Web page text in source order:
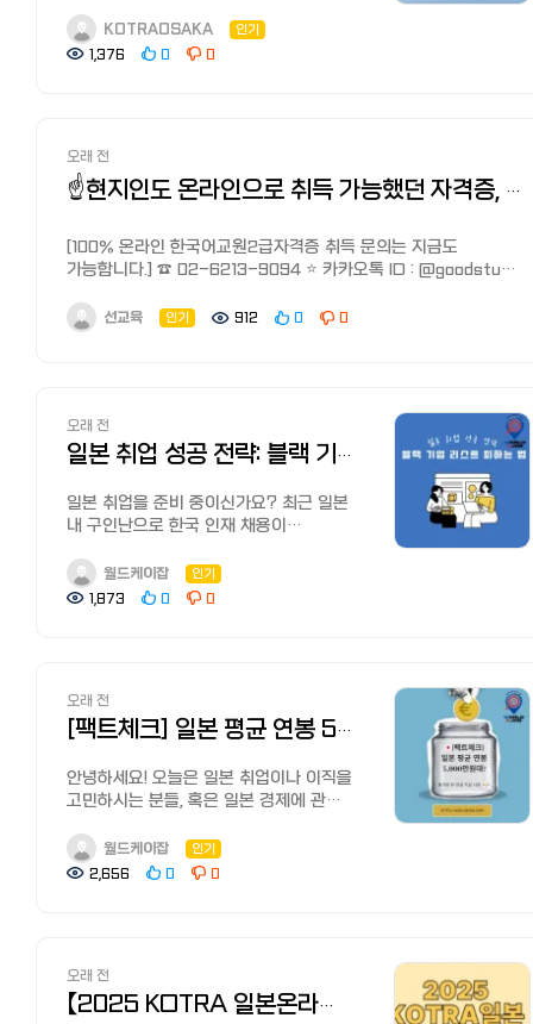
전직 구인/취업 사이트는 일본어로 '전직
서비스（転職サービス）'라고 하며 '전직
사이트（転職サイト）'와 '전직 에이전트
일본에는 약 19,000여개의 전직 사이트
(후생 노동성 '직업 소개 사업 보고서')가
있으며 연간 약 60만명이 이용할 정도로
활성화되어 있습니다.
전직 사이트란? 전직 사이트
（転職サイト）는 구인정보를 모아놓은
사이트로 구직자가 스스로 안건을 찾고
지원, 면접까지 진행하는 사이트입니다.
（転職エージェント）는 정보 등록을
해놓으면 커리어 컨설턴트, 어드바이저가
알아서 구인 안건을 보내주는
리크루트 에이전트, JAC 리크루트먼트
등이 있습니다.
전직 사이트와 전직 에이전트의 차이
전직 사이트와 전직 에이전트의 차이점을
않는 ‘비공개 구인’을 보유하고 있습니다.
구인 정보가 많은 것이 전직 에이전트의
가장 큰 장점입니다.
인재를 소개할 때 추천글을 써주기도
합니다. 그래서 개인이 기업 홈페이지를
높아진다고 알려져 있습니다. 3.
이력서/직무경력서 첨삭, 면접대책 전직
수 있습니다.
4. 연봉협상 전직 에이전트는 연봉 협상을
이력서를 넣을 시 마스킹 모드로 중요 정보를 가리게 설계되어
있지만 완벽하게 마스킹 되지 않을 수 있느니,
이름이 나 자신의 중요한 개인정보, 회사 내부 정보, 외부에
대학 진학 면접을 준비 중이신 분들은 한 번 사용해보시고, 불편한
점이나 추가됐으면 하는 기능이 있다면 이 게시글 댓글로 편하게
피드백 부탁드립니다.
https://aoi-me.com
남겨주신 의견을 참고해서 정식 배포 전까지 계속 수정하고
15명, 중국 15명, 일본 15명) - 진행 언어 :
한국어 - 주요 프로그램 : 공식 발대식,
문화교류 프로그램, 전문가 강연, 3국
관심있는 한국, 중국, 일본 국적 대학생
(휴학생 포함) - 원활한 한국어 소통이
가능한 대학생 및 휴학생 - 사전
프로그램 전 일정 참석 가능자 (필수)
□ 선발 일정 - 서류접수 : 2026년 4월
1차 서류 합격 : 2026년 6월 1일(월) *
합격자 개별 통보 - 2차 면접 (온라인) :
다운로드 → 구글폼 서류 제출 참가 신청 :
https://forms.gle/Hs3nBQRyN1JZs4w69
외교캠프 운영사무국
kjccamp.official@gmail.com┃02-
KOTRA개최 최대규모 취업 행사 해외
우수 기업의 담당자와 직접 만날 수 있는
까지 포스터 내 QR코드를 통해
개최안내문 및 참가기업을 쉽게 확인할
수 있습니다. 여러 분의 많은 관심과
행사명: 2026 GLOBAL TALENT FAIR
일시: 2026년 6월 1일(월)~2일(화)
주최/주관: 산업통상자원부, 고용노동부 /
등 2. 전체 스케줄 이력서 접수 마감
2026년 4월 13일 23:59 까지 2026년
발표 ~4.24(금) (변경 예정) 기업별 온/
오프라인 참여 여부 확정 ~4.28(화) 경
예약 미정 (추후 공개 예정) 온라인면접
예약 미정 (추후 공개 예정) 오프라인,
월드잡플러스
(https://www.worldjob.or.kr/)
채용/모집 해외채용공고 선택 3.
검색창에 2026 GTF을 입력한 후
채용공고 확인 후, 온라인 지원하기를
클릭하면 온라인 지원이 완료 !주의!
반드시 공고 제목에 2026 GTF 이라고
일본지역 참가 기업 및 모집직종
확인하기
KOTRAOSAKA
인기
1,376
0 0
오래 전
☝️현지인도 온라인으로 취득 가능했던 자격증, 곧 방식 바뀝니다
[100% 온라인 한국어교원2급자격증 취득 문의는 지금도
가능합니다.] ☎️ 02-6213-9094 ⭐ 카카오톡 ID : @goodstudy
: http://pf.kakao.com/_janLxb ✅ 상담신청서 작성 바로가기
: https://naver.me/FG7oWcRN
선교육 인기 912 0 0
오래 전
일본 취업 성공 전략: 블랙 기업 리스트 피하는 법과 현지 리뷰 사이트 TOP 3
일본 취업을 준비 중이신가요? 최근 일본
내 구인난으로 한국 인재 채용이
리스트나 열악한 근무 환경에 대한
우려도 커지고 있습니다. 글로벌 채용
확인해 보세요. 1. 일본 채용 공고 분석:
'블랙 기업'의 위험 신호 2가지 일본
수식어보다 실질적인 조건을 먼저
파악해야 합니다. ① '미나시 잔업(고정
특유의 '미나시 잔업(みなし残業)' 제도는
월급에 일정 시간의 초과 수당을 미리
포함합니다. 만약 공고에 고정 잔업
추상적인 감성 문구의 함정 구체적인
기술 스택이나 직무 설명 대신 '열정',
월드케이잡
인기
1,873
0 0
오래 전
[팩트체크] 일본 평균 연봉 5,000만 원 시대? 통계로 본 현실 지갑 사정 ????????????
안녕하세요! 오늘은 일본 취업이나 이직을
고민하시는 분들, 혹은 일본 경제에 관심
민낯'을 탈탈 털어보겠습니다. 카더라
통신이 아닌, 일본 정부의 공식 통계를
연봉: 약 460만 엔 ~ 515만 엔 (한화 약
4,100만 ~ 4,600만 원) 중앙값: 약
월드케이잡
인기
2,656
0 0
오래 전
【2025 KOTRA 일본온라인잡페어가을】 개최안내 (25.11.12~14)